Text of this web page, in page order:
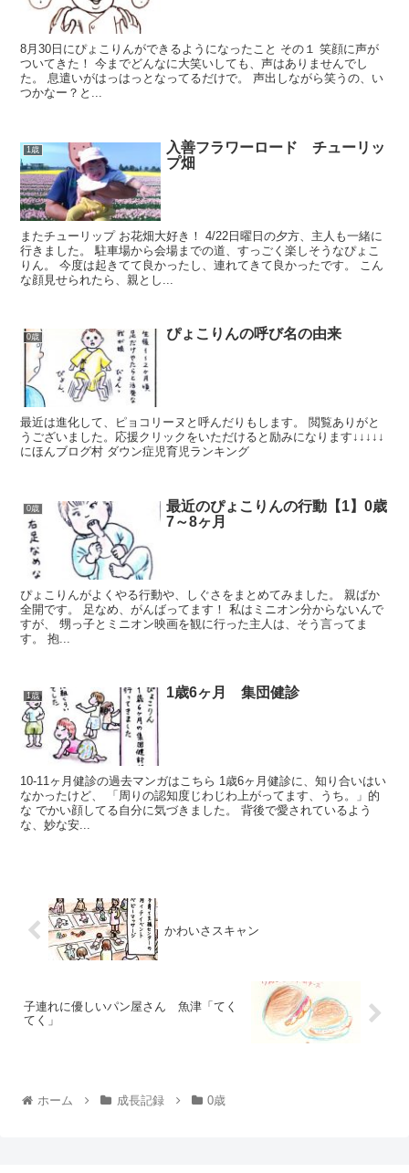
8月30日にぴょこりんができるようになったこと その１ 笑顔に声が
ついてきた！ 今までどんなに大笑いしても、声はありませんでし
た。 息遣いがはっはっとなってるだけで。 声出しながら笑うの、い
つかなー？と...
1歳
入善フラワーロード チューリッ
プ畑
またチューリップ お花畑大好き！ 4/22日曜日の夕方、主人も一緒に
行きました。 駐車場から会場までの道、すっごく楽しそうなぴょこ
りん。 今度は起きてて良かったし、連れてきて良かったです。 こん
な顔見せられたら、親とし...
0歳 ぴょこりんの呼び名の由来
最近は進化して、ピョコリーヌと呼んだりもします。 閲覧ありがと
うございました。応援クリックをいただけると励みになります↓↓↓↓↓
にほんブログ村 ダウン症児育児ランキング
0歳
最近のぴょこりんの行動【1】0歳
7～8ヶ月
ぴょこりんがよくやる行動や、しぐさをまとめてみました。 親ばか
全開です。 足なめ、がんばってます！ 私はミニオン分からないんで
すが、 甥っ子とミニオン映画を観に行った主人は、そう言ってま
す。 抱...
1歳 1歳6ヶ月 集団健診
10-11ヶ月健診の過去マンガはこちら 1歳6ヶ月健診に、知り合いはい
なかったけど、 「周りの認知度じわじわ上がってます、うち。」的
な でかい顔してる自分に気づきました。 背後で愛されているよう
な、妙な安...
かわいさスキャン
子連れに優しいパン屋さん 魚津「てく
てく」
ホーム 成長記録 0歳